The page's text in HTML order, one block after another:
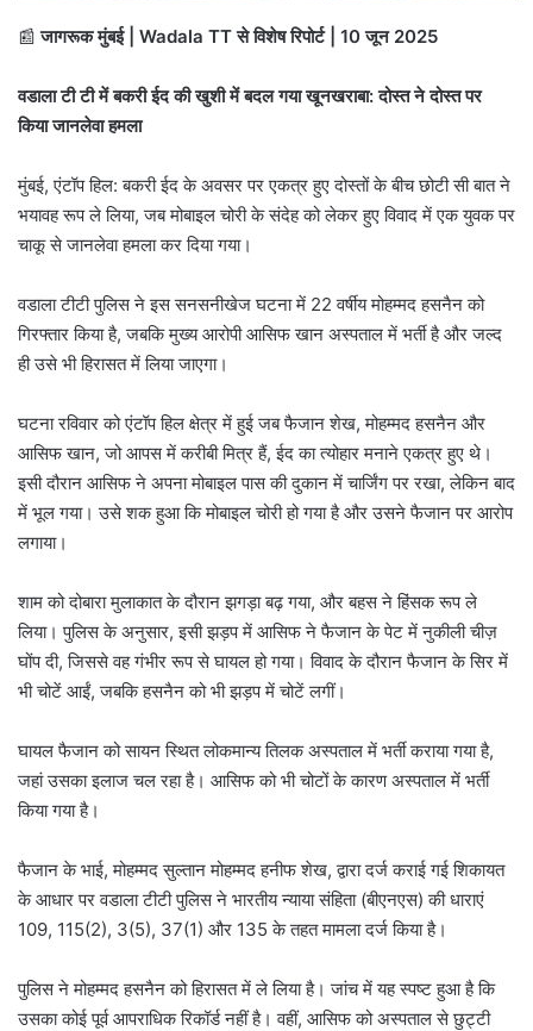
📰जागरूक मुंबई | Wadala TT से विशेष रिपोर्ट | 10 जून 2025
वडाला टी टी में बकरी ईद की खुशी में बदल गया खूनखराबा: दोस्त ने दोस्त पर
किया जानलेवा हमला
मुंबई, एंटॉप हिल: बकरी ईद के अवसर पर एकत्र हुए दोस्तों के बीच छोटी सी बात ने
भयावह रूप ले लिया, जब मोबाइल चोरी के संदेह को लेकर हुए विवाद में एक युवक पर
चाकू से जानलेवा हमला कर दिया गया।
वडाला टीटी पुलिस ने इस सनसनीखेज घटना में 22 वर्षीय मोहम्मद हसनैन को
गिरफ्तार किया है, जबकि मुख्य आरोपी आसिफ खान अस्पताल में भर्ती है और जल्द
ही उसे भी हिरासत में लिया जाएगा।
घटना रविवार को एंटॉप हिल क्षेत्र में हुई जब फैजान शेख, मोहम्मद हसनैन और
आसिफ खान, जो आपस में करीबी मित्र हैं, ईद का त्योहार मनाने एकत्र हुए थे।
इसी दौरान आसिफ ने अपना मोबाइल पास की दुकान में चार्जिंग पर रखा, लेकिन बाद
में भूल गया। उसे शक हुआ कि मोबाइल चोरी हो गया है और उसने फैजान पर आरोप
लगाया।
शाम को दोबारा मुलाकात के दौरान झगड़ा बढ़ गया, और बहस ने हिंसक रूप ले
लिया। पुलिस के अनुसार, इसी झड़प में आसिफ ने फैजान के पेट में नुकीली चीज़
घोंप दी, जिससे वह गंभीर रूप से घायल हो गया। विवाद के दौरान फैजान के सिर में
भी चोटें आईं, जबकि हसनैन को भी झड़प में चोटें लगीं।
घायल फैजान को सायन स्थित लोकमान्य तिलक अस्पताल में भर्ती कराया गया है,
जहां उसका इलाज चल रहा है। आसिफ को भी चोटों के कारण अस्पताल में भर्ती
किया गया है।
फैजान के भाई, मोहम्मद सुल्तान मोहम्मद हनीफ शेख, द्वारा दर्ज कराई गई शिकायत
के आधार पर वडाला टीटी पुलिस ने भारतीय न्याया संहिता (बीएनएस) की धाराएं
109, 115(2), 3(5), 37(1) और 135 के तहत मामला दर्ज किया है।
पुलिस ने मोहम्मद हसनैन को हिरासत में ले लिया है। जांच में यह स्पष्ट हुआ है कि
उसका कोई पूर्व आपराधिक रिकॉर्ड नहीं है। वहीं, आसिफ को अस्पताल से छुट्टी